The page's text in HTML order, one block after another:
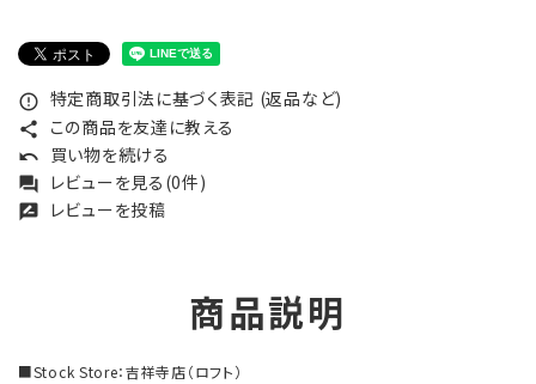
error_outline 特定商取引法に基づく表記 (返品など)
share この商品を友達に教える
undo 買い物を続ける
forum レビューを見る(0件)
rate_review レビューを投稿
商品説明
■Stock Store：吉祥寺店（ロフト）